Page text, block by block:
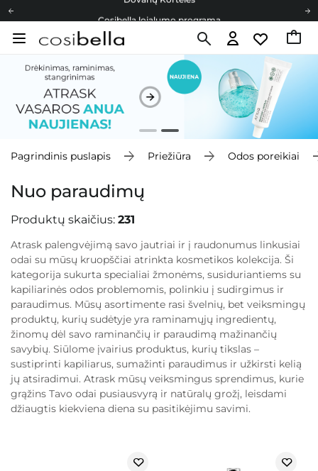
Nemokamas pristatymas nuo 40,00 €
Cosibella lojalumo programa
Nemokamas pristatymas nuo 40,00 €
Dovanų Kortelės
Pagrindinis puslapis Priežiūra Odos poreikiai
Nuo paraudimų
Produktų skaičius: 231
Atrask palengvėjimą savo jautriai ir į raudonumus linkusiai
odai su mūsų kruopščiai atrinkta kosmetikos kolekcija. Ši
kategorija sukurta specialiai žmonėms, susiduriantiems su
kapiliarinės odos problemomis, polinkiu į sudirgimus ir
paraudimus. Mūsų asortimente rasi švelnių, bet veiksmingų
produktų, kurių sudėtyje yra raminamųjų ingredientų,
žinomų dėl savo raminančių ir paraudimą mažinančių
savybių. Siūlome įvairius produktus, kurių tikslas –
sustiprinti kapiliarus, sumažinti paraudimus ir užkirsti kelią
jų atsiradimui. Atrask mūsų veiksmingus sprendimus, kurie
grąžins Tavo odai pusiausvyrą ir natūralų grožį, leisdami
džiaugtis kiekviena diena su pasitikėjimu savimi.